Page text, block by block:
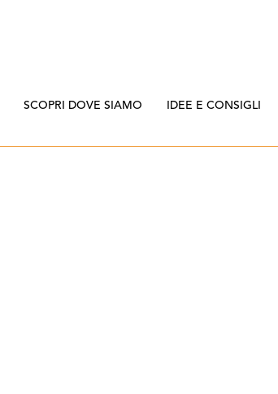
SCOPRI DOVE SIAMO IDEE E CONSIGLI